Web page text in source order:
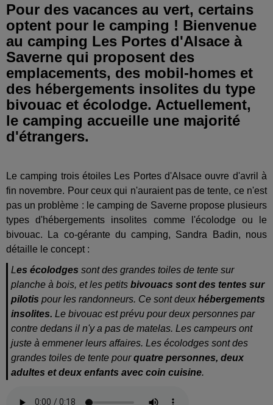
Pour des vacances au vert, certains
optent pour le camping ! Bienvenue
au camping Les Portes d'Alsace à
Saverne qui proposent des
emplacements, des mobil-homes et
des hébergements insolites du type
bivouac et écolodge. Actuellement,
le camping accueille une majorité
d'étrangers.
Le camping trois étoiles Les Portes d'Alsace ouvre d'avril à
fin novembre. Pour ceux qui n'auraient pas de tente, ce n'est
pas un problème : l e camping de Saverne propose plusieurs
types d'hébergements insolites comme l'écolodge ou le
bivouac. La co-gérante du camping, Sandra Badin, nous
détaille le concept :
Les écolodges sont des grandes toiles de tente sur
planche à bois, et les petits bivouacs sont des tentes sur
pilotis pour les randonneurs. Ce sont deux hébergements
insolites. Le bivouac est prévu pour deux personnes par
contre dedans il n'y a pas de matelas. Les campeurs ont
juste à emmener leurs affaires. Les écolodges sont des
grandes toiles de tente pourquatre personnes, deux
adultes et deux enfants avec coin cuisine.